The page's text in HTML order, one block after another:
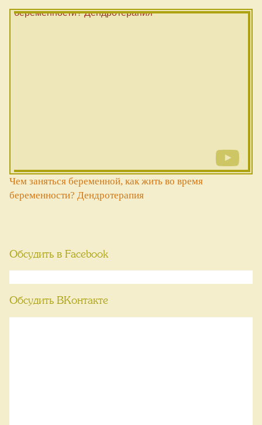
Чем заняться беременной, как жить во время
беременности? Дендротерапия
Обсудить в Facebook
Обсудить ВКонтакте